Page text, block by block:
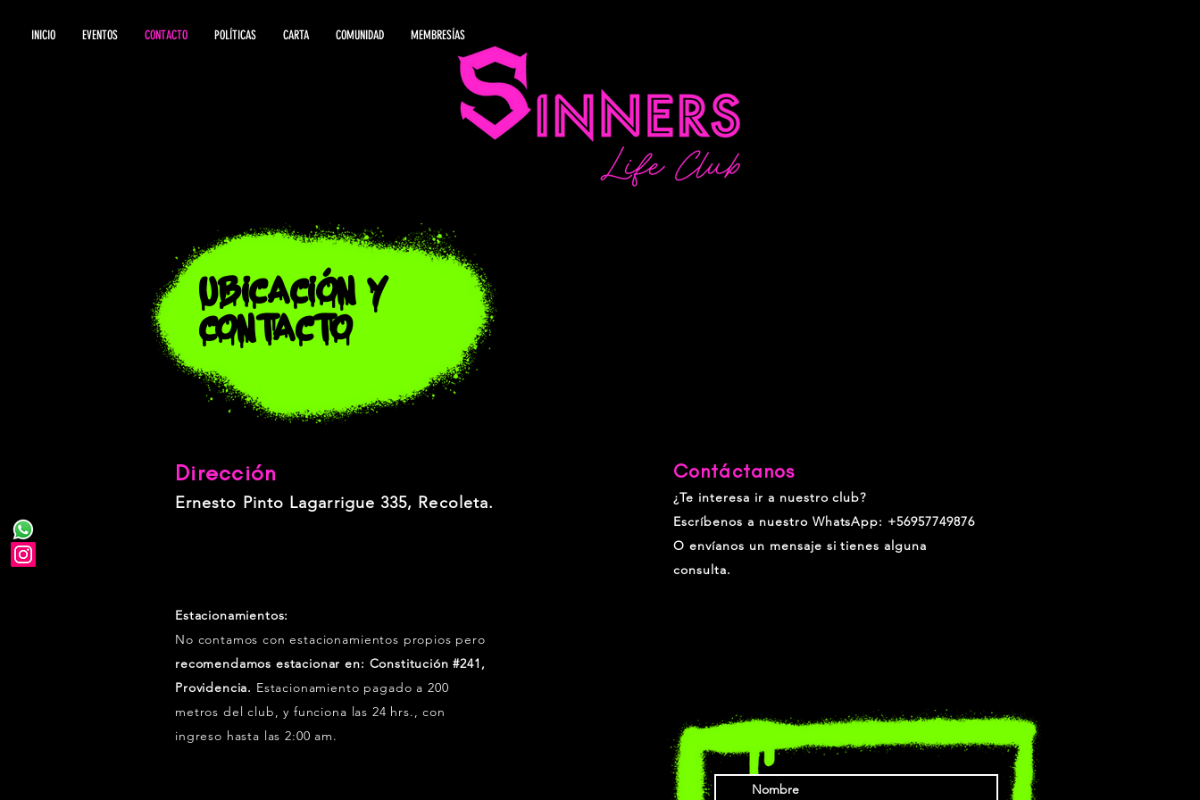
INICIO EVENTOS CONTACTO POLÍTICAS CARTA COMUNIDAD MEMBRESÍAS
UBICACIÓN Y
CONTACTO
Dirección
Ernesto Pinto Lagarrigue 335, Recoleta.
Estacionamientos:
No contamos con estacionamientos propios pero
recomendamos estacionar en: Constitución #241,
Providencia. Estacionamiento pagado a 200
metros del club, y funciona las 24 hrs., con
ingreso hasta las 2:00 am.
Contáctanos
¿Te interesa ir a nuestro club?
Escríbenos a nuestro WhatsApp: +56957749876
O envíanos un mensaje si tienes alguna
consulta.